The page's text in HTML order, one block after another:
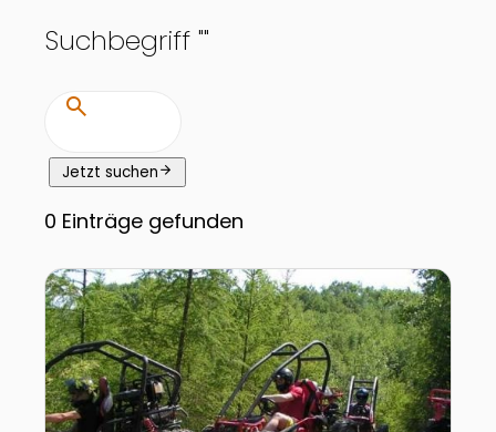
Suchbegriff ""
search
Jetzt suchenarrow_forward
0 Einträge gefunden
Zur Detailseite von Hausruckpark